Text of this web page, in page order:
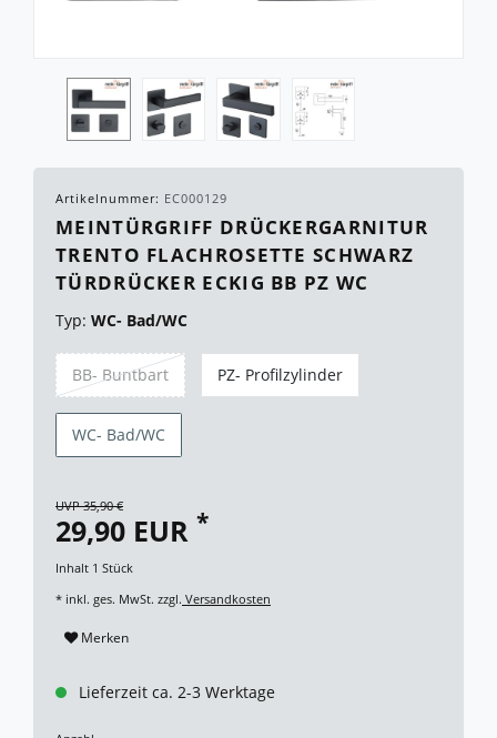
Artikelnummer: EC000129
MEINTÜRGRIFF DRÜCKERGARNITUR
TRENTO FLACHROSETTE SCHWARZ
TÜRDRÜCKER ECKIG BB PZ WC
Typ: WC- Bad/WC
BB- Buntbart PZ- Profilzylinder
WC- Bad/WC
UVP 35,90 €
29,90 EUR *
Inhalt 1 Stück
* inkl. ges. MwSt. zzgl. Versandkosten
Merken
Lieferzeit ca. 2-3 Werktage